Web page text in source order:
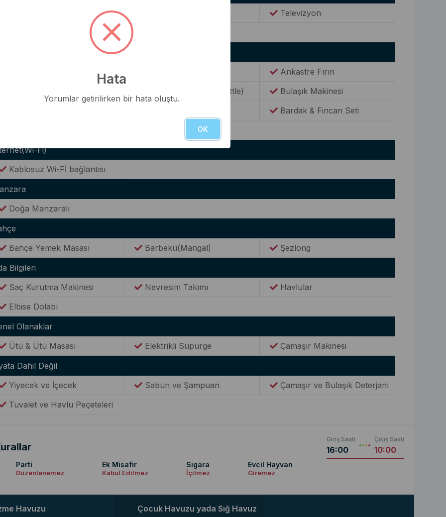
Televizyon
Modern Amerikan Mutfak
Ankastre Fırın
Elektrikli Su Isıtıcısı(Kettle)
Bulaşık Makinesi
Bardak & Fincan Seti
Fi)
Kablosuz Wi-Fİ bağlantısı
Doğa Manzaralı
Bahçe Yemek Masası
Barbekü(Mangal)
Şezlong
Bilgileri
Saç Kurutma Makinesi
Nevresim Takımı
Havlular
Elbise Dolabı
Olanaklar
Ütü & Ütü Masası
Elektrikli Süpürge
Çamaşır Makinesi
Dahil Değil
Yiyecek ve İçecek
Sabun ve Şampuan
Çamaşır ve Bulaşık Deterjanı
Tuvalet ve Havlu Peçeteleri
Giriş Saati
16:00
Çıkış Saati
10:00
Parti
Düzenlenemez
Ek Misafir
Kabul Edilmez
Sigara
İçilmez
Evcil Hayvan
Giremez
Havuzu Çocuk Havuzu yada Sığ Havuz
Hata
Yorumlar getirilirken bir hata oluştu.
OK